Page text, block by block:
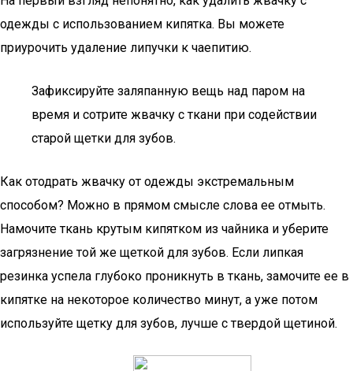
одежды с использованием кипятка. Вы можете
приурочить удаление липучки к чаепитию.
Зафиксируйте заляпанную вещь над паром на
время и сотрите жвачку с ткани при содействии
старой щетки для зубов.
Как отодрать жвачку от одежды экстремальным
способом? Можно в прямом смысле слова ее отмыть.
Намочите ткань крутым кипятком из чайника и уберите
загрязнение той же щеткой для зубов. Если липкая
резинка успела глубоко проникнуть в ткань, замочите ее в
кипятке на некоторое количество минут, а уже потом
используйте щетку для зубов, лучше с твердой щетиной.